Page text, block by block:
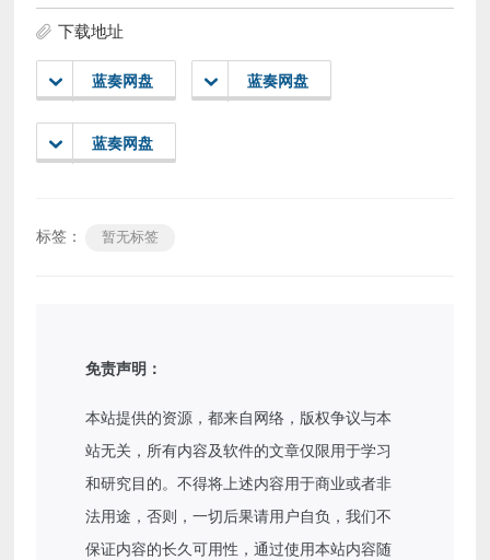
下载地址
蓝奏网盘 蓝奏网盘
蓝奏网盘
标签： 暂无标签
免责声明：
本站提供的资源，都来自网络，版权争议与本
站无关，所有内容及软件的文章仅限用于学习
和研究目的。不得将上述内容用于商业或者非
法用途，否则，一切后果请用户自负，我们不
保证内容的长久可用性，通过使用本站内容随